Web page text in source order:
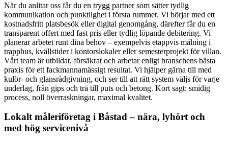
När du anlitar oss får du en trygg partner som sätter tydlig
kommunikation och punktlighet i första rummet. Vi börjar med ett
kostnadsfritt platsbesök eller digital genomgång, därefter får du en
transparent offert med fast pris eller tydlig löpande debitering. Vi
planerar arbetet runt dina behov – exempelvis etappvis målning i
trapphus, kvällstider i kontorslokaler eller semesterprojekt för villan.
Vårt team är utbildat, försäkrat och arbetar enligt branschens bästa
praxis för ett fackmannamässigt resultat. Vi hjälper gärna till med
kulör- och glansrådgivning, och ser till att rätt system väljs för varje
underlag, från gips och trä till puts och betong. Kort sagt: smidig
process, noll överraskningar, maximal kvalitet.
Lokalt måleriföretag i Båstad – nära, lyhört och
med hög servicenivå